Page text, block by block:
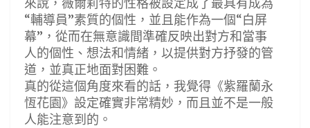
“輔導員”素質的個性，並且能作為一個“白屏
幕”，從而在無意識間準確反映出對方和當事
人的個性、想法和情緒，以提供對方抒發的管
道，並真正地面對困難。
真的從這個角度來看的話，我覺得《紫羅蘭永
恆花園》設定確實非常精妙，而且並不是一般
人能注意到的。